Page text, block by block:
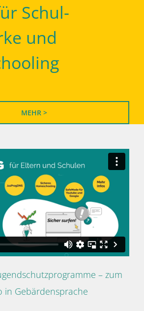
Schul-
und
MEHR >
– zum
in Gebärdensprache